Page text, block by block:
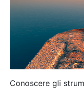
Conoscere gli